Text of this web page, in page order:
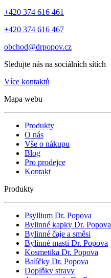
+420 374 616 461
+420 374 616 467
obchod@drpopov.cz
Sledujte nás na sociálních sítích
Více kontaktů
Mapa webu
Produkty
O nás
Vše o nákupu
Blog
Pro prodejce
Kontakt
Produkty
Psyllium Dr. Popova
Bylinné kapky Dr. Popova
Bylinné čaje a směsi
Bylinné masti Dr. Popova
Kosmetika Dr. Popova
Balíčky Dr. Popova
Doplňky stravy